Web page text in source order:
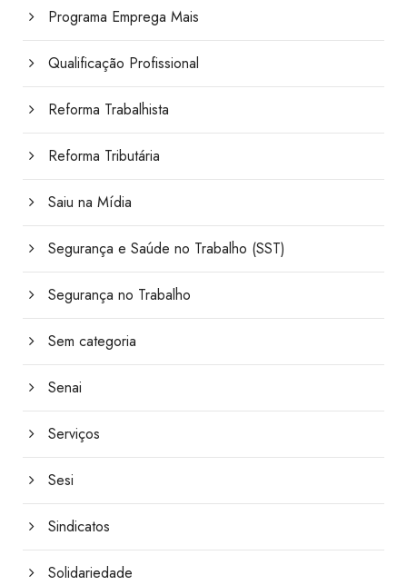
Programa Emprega Mais
Qualificação Profissional
Reforma Trabalhista
Reforma Tributária
Saiu na Mídia
Segurança e Saúde no Trabalho (SST)
Segurança no Trabalho
Sem categoria
Senai
Serviços
Sesi
Sindicatos
Solidariedade